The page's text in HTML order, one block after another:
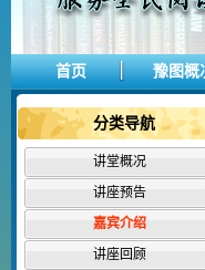
首页 豫图概
分类导航
讲堂概况
讲座预告
嘉宾介绍
讲座回顾